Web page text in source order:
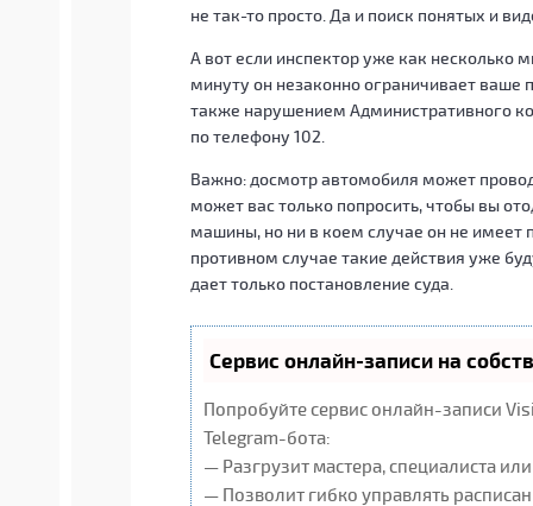
не так-то просто. Да и поиск понятых и
А вот если инспектор уже как несколько
минуту он незаконно ограничивает ваше
также нарушением Административного
по телефону 102.
Важно: досмотр автомобиля может
может вас только попросить, чтобы вы
машины, но ни в коем случае он не имеет
противном случае такие действия уже
дает только постановление суда.
Сервис онлайн-записи на
Попробуйте сервис онлайн-записи
Telegram-бота:
— Разгрузит мастера, специалиста
— Позволит гибко управлять